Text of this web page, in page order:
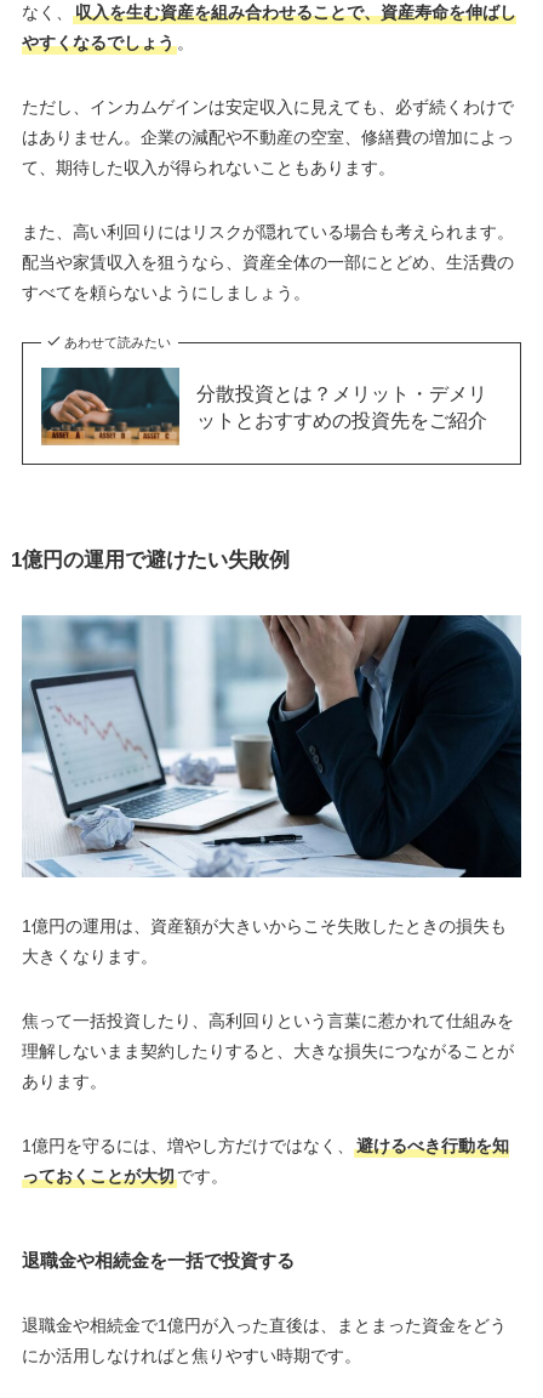
なく、
収入を生む資産を組み合わせることで、資産寿命を伸ばし
やすくなるでしょう。
ただし、インカムゲインは安定収入に見えても、必ず続くわけで
はありません。企業の減配や不動産の空室、修繕費の増加によっ
て、期待した収入が得られないこともあります。
また、高い利回りにはリスクが隠れている場合も考えられます。
配当や家賃収入を狙うなら、資産全体の一部にとどめ、生活費の
すべてを頼らないようにしましょう。
あわせて読みたい
分散投資とは？メリット・デメリ
ットとおすすめの投資先をご紹介
1億円の運用で避けたい失敗例
1億円の運用は、資産額が大きいからこそ失敗したときの損失も
大きくなります。
焦って一括投資したり、高利回りという言葉に惹かれて仕組みを
理解しないまま契約したりすると、大きな損失につながることが
あります。
1億円を守るには、増やし方だけではなく、
避けるべき行動を知
っておくことが大切です。
退職金や相続金を一括で投資する
退職金や相続金で1億円が入った直後は、まとまった資金をどう
にか活用しなければと焦りやすい時期です。